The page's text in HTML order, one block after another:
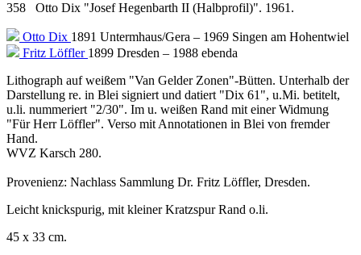
358 Otto Dix "Josef Hegenbarth II (Halbprofil)". 1961.
Otto Dix 1891 Untermhaus/Gera – 1969 Singen am Hohentwiel
Fritz Löffler 1899 Dresden – 1988 ebenda
Lithograph auf weißem "Van Gelder Zonen"-Bütten. Unterhalb der
Darstellung re. in Blei signiert und datiert "Dix 61", u.Mi. betitelt,
u.li. nummeriert "2/30". Im u. weißen Rand mit einer Widmung
"Für Herr Löffler". Verso mit Annotationen in Blei von fremder
Hand.
WVZ Karsch 280.
Provenienz: Nachlass Sammlung Dr. Fritz Löffler, Dresden.
Leicht knickspurig, mit kleiner Kratzspur Rand o.li.
45 x 33 cm.